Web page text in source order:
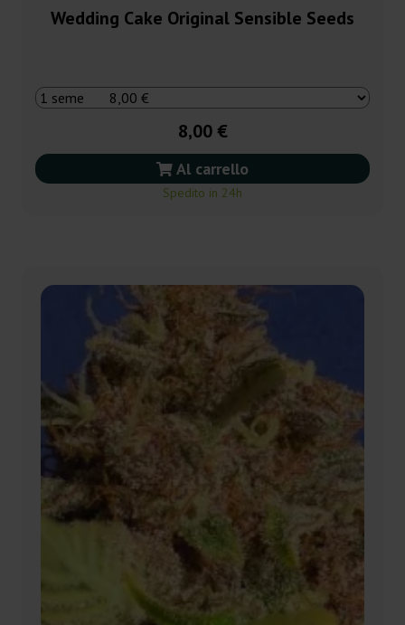
Wedding Cake Original Sensible Seeds
8,00 €
Al carrello
Spedito in 24h